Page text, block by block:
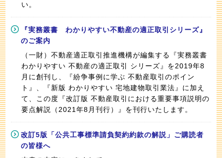
い。
『実務叢書 わかりやすい不動産の適正取引シリーズ』
のご案内
（一財）不動産適正取引推進機構が編集する『実務叢書
わかりやすい 不動産の適正取引 シリーズ』を2019年8
月に創刊し、『紛争事例に学ぶ 不動産取引のポイン
ト』、『新版 わかりやすい 宅地建物取引業法』に加え
て、この度『改訂版 不動産取引における重要事項説明の
要点解説（2021年8月刊行）』を刊行いたします。
改訂5版「公共工事標準請負契約約款の解説」ご購読者
の皆様へ